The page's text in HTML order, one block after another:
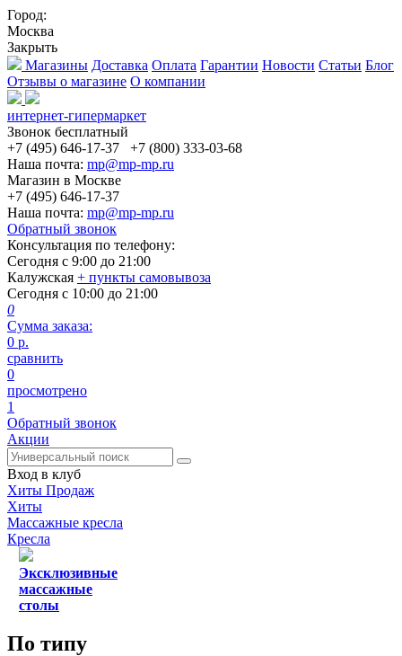
Город:
Москва
Закрыть
Магазины Доставка Оплата Гарантии Новости Статьи Блог
Отзывы о магазине О компании
интернет-гипермаркет
Звонок бесплатный
+7 (495) 646-17-37
+7 (800) 333-03-68
Наша почта: mp@mp-mp.ru
Магазин в Москве
+7 (495) 646-17-37
Наша почта: mp@mp-mp.ru
Обратный звонок
Консультация по телефону:
Сегодня с 9:00 до 21:00
Калужская + пункты самовывоза
Сегодня с 10:00 до 21:00
0
Сумма заказа:
0 р.
сравнить
0
просмотрено
1
Обратный звонок
Акции
Вход в клуб
Хиты Продаж
Хиты
Массажные кресла
Кресла
Эксклюзивные
массажные
столы
По типу